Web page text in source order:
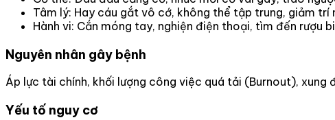
Tâm lý: Hay cáu gắt vô cớ, không thể tập trung, giảm trí
Hành vi: Cắn móng tay, nghiện điện thoại, tìm đến rượu
Nguyên nhân gây bệnh
Áp lực tài chính, khối lượng công việc quá tải (Burnout),
Yếu tố nguy cơ